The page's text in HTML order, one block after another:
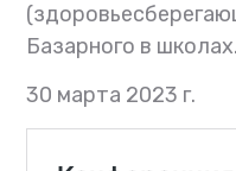
Базарного в школах.
30 марта 2023 г.